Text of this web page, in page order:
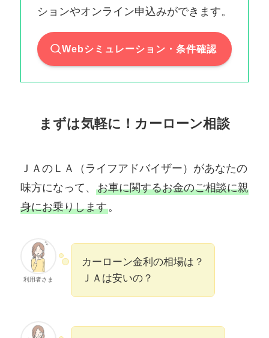
ションやオンライン申込みができます。
Webシミュレーション・条件確認
まずは気軽に！カーローン相談
ＪＡのＬＡ（ライフアドバイザー）があなたの
味方になって、 お車に関するお金のご相談に親
身にお乗りします。
利用者さま
カーローン金利の相場は？
ＪＡは安いの？